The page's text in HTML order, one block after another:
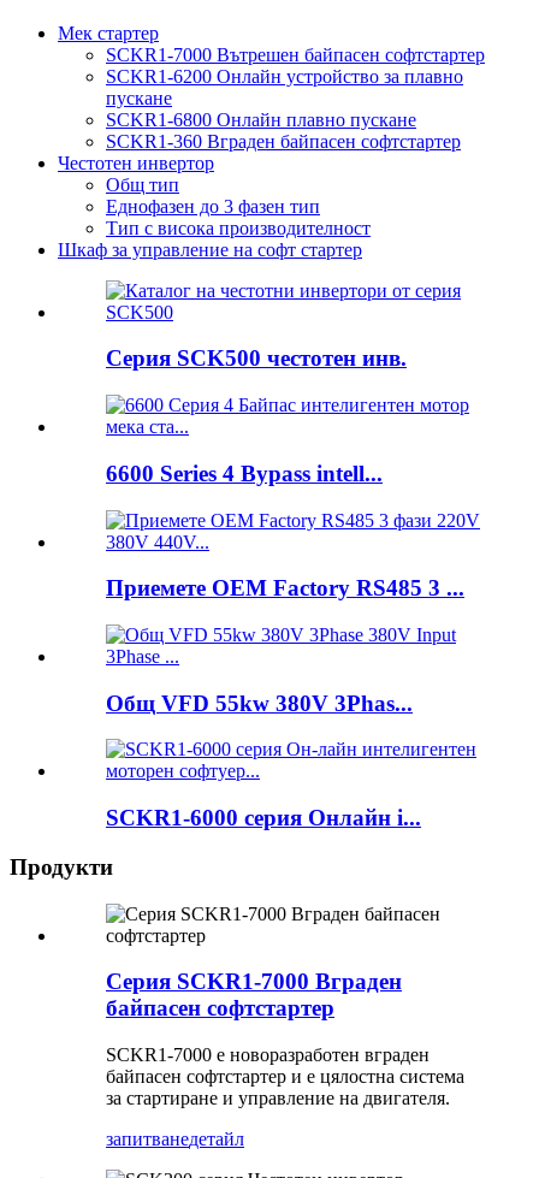
Мек стартер
SCKR1-7000 Вътрешен байпасен софтстартер
SCKR1-6200 Онлайн устройство за плавно
пускане
SCKR1-6800 Онлайн плавно пускане
SCKR1-360 Вграден байпасен софтстартер
Честотен инвертор
Общ тип
Еднофазен до 3 фазен тип
Тип с висока производителност
Шкаф за управление на софт стартер
Серия SCK500 честотен инв.
6600 Series 4 Bypass intell...
Приемете OEM Factory RS485 3 ...
Общ VFD 55kw 380V 3Phas...
SCKR1-6000 серия Онлайн i...
Продукти
Серия SCKR1-7000 Вграден
байпасен софтстартер
SCKR1-7000 е новоразработен вграден
байпасен софтстартер и е цялостна система
за стартиране и управление на двигателя.
запитванедетайл